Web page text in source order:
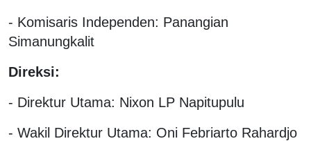
- Komisaris Independen: Panangian
Simanungkalit
Direksi:
- Direktur Utama: Nixon LP Napitupulu
- Wakil Direktur Utama: Oni Febriarto Rahardjo